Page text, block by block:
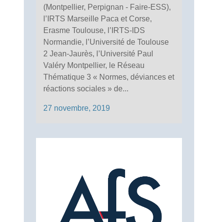
(Montpellier, Perpignan - Faire-ESS),
l’IRTS Marseille Paca et Corse,
Erasme Toulouse, l’IRTS-IDS
Normandie, l’Université de Toulouse
2 Jean-Jaurès, l’Université Paul
Valéry Montpellier, le Réseau
Thématique 3 « Normes, déviances et
réactions sociales » de...
27 novembre, 2019